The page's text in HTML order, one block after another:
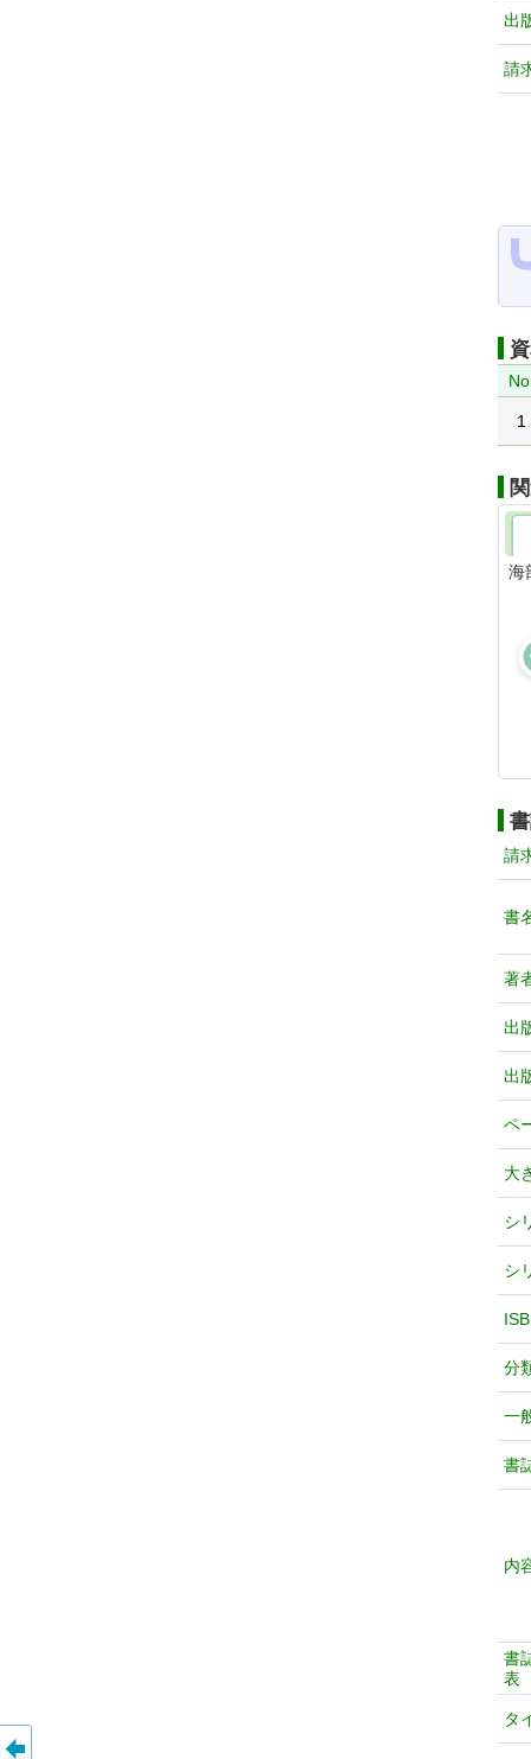
出
請
1
海
請
書
著
出
出
ペ
大
シ
シ
分
一
書
内
書
表
タ